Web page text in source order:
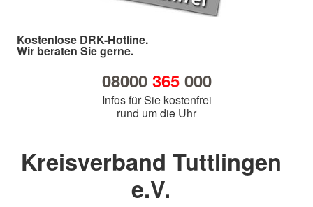
Kostenlose DRK-Hotline.
Wir beraten Sie gerne.
08000 365000
Infos für Sie kostenfrei
rund um die Uhr
Kreisverband Tuttlingen
e.V.